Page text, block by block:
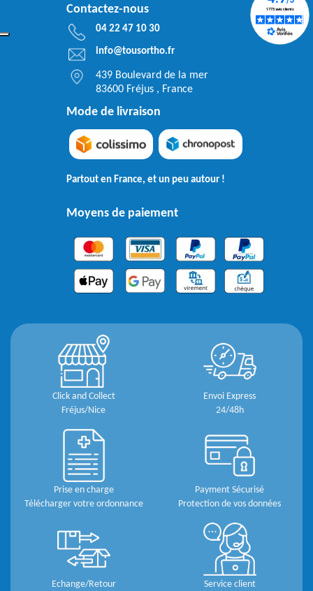
Contactez-nous
04 22 47 10 30
info@tousortho.fr
439 Boulevard de la mer
83600 Fréjus , France
Mode de livraison
Partout en France, et un peu autour !
Moyens de paiement
Click and Collect
Fréjus/Nice
Envoi Express
24/48h
Prise en charge
Télécharger votre ordonnance
Payment Sécurisé
Protection de vos données
Echange/Retour Service client